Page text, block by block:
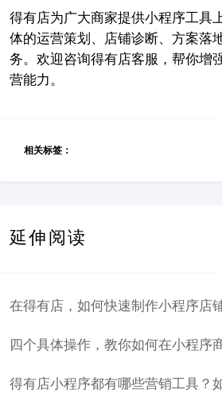
得有店为广大商家提供小程序工具
体的运营策划、店铺诊断、方案落
务。欢迎咨询得有店客服，帮你增
营能力。
相关标签：
延伸阅读
在得有店，如何快速制作小程序店
四个具体操作，教你如何在小程序
得有店小程序都有哪些营销工具？